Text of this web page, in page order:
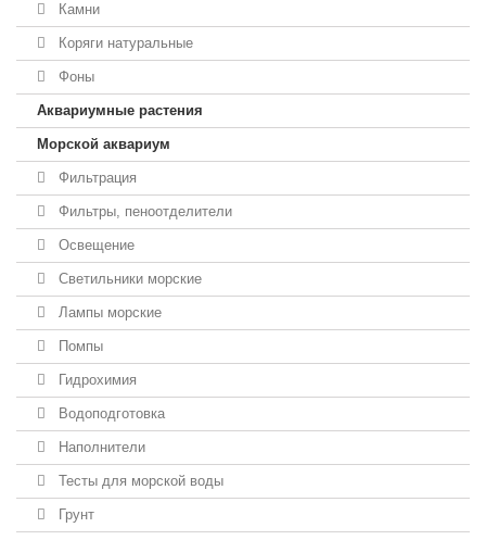
Камни
Коряги натуральные
Фоны
Аквариумные растения
Морской аквариум
Фильтрация
Фильтры, пеноотделители
Освещение
Светильники морские
Лампы морские
Помпы
Гидрохимия
Водоподготовка
Наполнители
Тесты для морской воды
Грунт